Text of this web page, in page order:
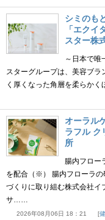
シミのも
「エク
スター株
～日本で唯
スターグループは、美容ブラ
く厚くなった角層を柔らか
オーラル
ラフル ク
所
腸内フロー
を配合（※） 腸内フローラ
づくりに取り組む株式会社イ
サ……
2026年08月06日 18：21